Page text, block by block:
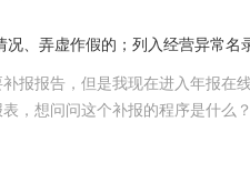
、弄虚作假的；列入经营异常名
报报告，但是我现在进入年报在
，想问问这个补报的程序是什么？